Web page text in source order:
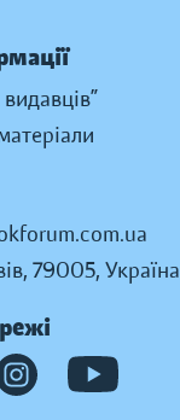
79005, Україна